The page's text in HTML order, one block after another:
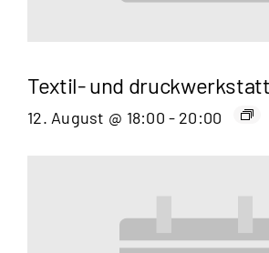
Textil- und druckwerkstatt
12. August @ 18:00 - 20:00